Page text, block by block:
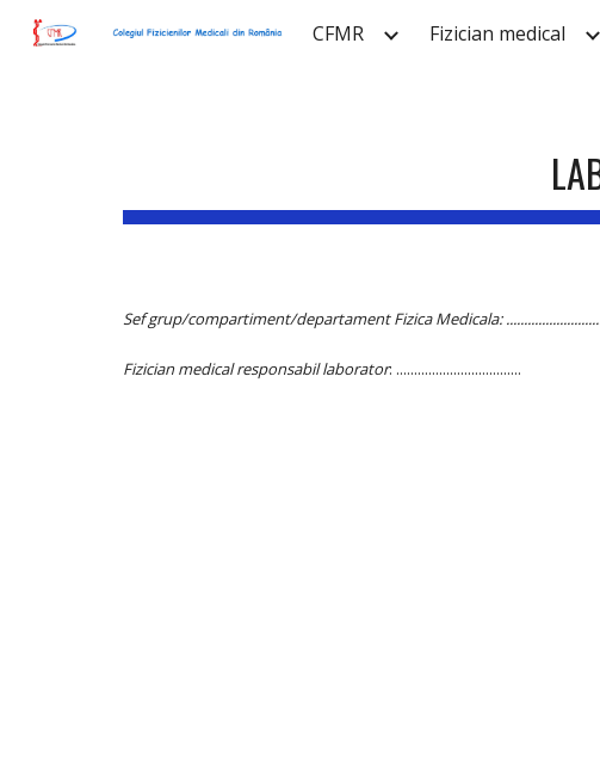
Skip to
CFMR Fizician medical
Sef grup/compartiment/departament Fizica Medicala:
Fizician medical responsabil laborator: ...................................